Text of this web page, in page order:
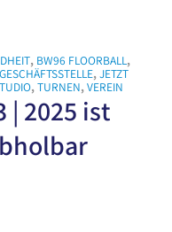
, BW96 FLOORBALL,
GESCHÄFTSSTELLE,JETZT
,TURNEN,VEREIN
| 2025 ist